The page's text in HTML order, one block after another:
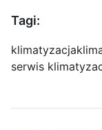
Tagi:
klimatyzacja
serwis